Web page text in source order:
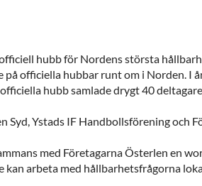
hubb för Nordens största
på officiella hubbar runt om i Norden. I
hubb samlade drygt 40
Syd, Ystads IF Handbollsförening och
med Företagarna Österlen en
arbeta med hållbarhetsfrågorna